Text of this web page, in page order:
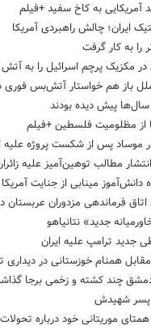
آمریکایی به کاخ سفید +فیلم
ایران؛ چالش راهبردی آمریکا
را به کار گرفت
مکزیک پرچم اسرائیل را به
باز هم خواستار آتش‌بس فوری
پیش دیده بودند
مظلومیت فلسطین +فیلم
موساد پس از شکست پروژه علیه
مطالب توهین‌آمیز علیه
دانش‌آموز مینابی از جنایت آمریکا
فرماندهی مزدوران عربستان
جدید» نتانیاهو
جدید ترامپ علیه ایران
همنام خوزستانی در دیداری
دمشق چند کشته و زخمی برجا
پسر شهیدش
موریتانی خود درباره